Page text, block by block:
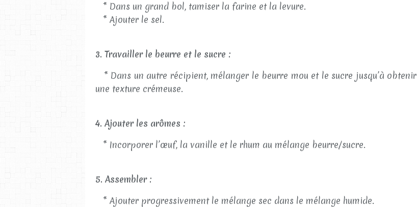
* Dans un grand bol, tamiser la farine et la levure.
* Ajouter le sel.
3. Travailler le beurre et le sucre :
* Dans un autre récipient, mélanger le beurre mou et le sucre jusqu’à obtenir
une texture crémeuse.
4. Ajouter les arômes :
* Incorporer l’œuf, la vanille et le rhum au mélange beurre/sucre.
5. Assembler :
* Ajouter progressivement le mélange sec dans le mélange humide.